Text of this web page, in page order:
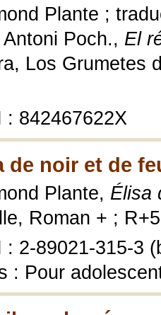
Plante ;
Poch., El
Los Grumetes
: 842467622X
de noir et de
Plante, Élisa
Roman + ;
: 2-89021-315-3
: Pour